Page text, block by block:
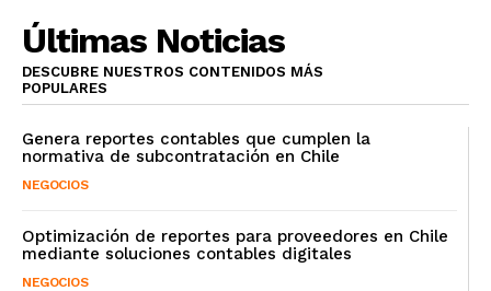
Últimas Noticias
DESCUBRE NUESTROS CONTENIDOS MÁS
POPULARES
Genera reportes contables que cumplen la
normativa de subcontratación en Chile
NEGOCIOS
Optimización de reportes para proveedores en Chile
mediante soluciones contables digitales
NEGOCIOS